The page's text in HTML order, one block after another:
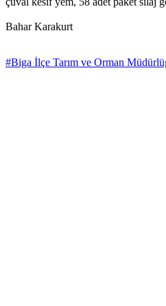
Bahar Karakurt
#Biga İlçe Tarım ve Orman